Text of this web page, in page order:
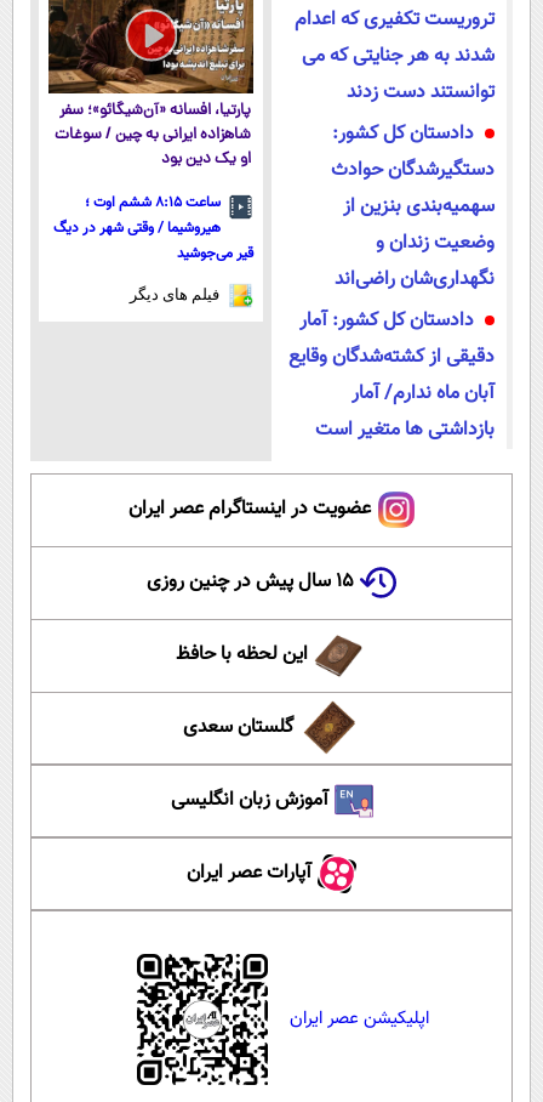
تروریست تکفیری که اعدام
شدند به هر جنایتی که می
توانستند دست زدند
دادستان کل کشور:
دستگیرشدگان حوادث
سهمیه‌بندی بنزین از
وضعیت زندان و
نگهداری‌شان راضی‌اند
دادستان کل کشور: آمار
دقیقی از کشته‌شدگان وقایع
آبان ماه ندارم/ آمار
بازداشتی ها متغیر است
پارتیا، افسانه «آن‌شیگائو»؛ سفر
شاهزاده ایرانی به چین / سوغات
او یک دین بود
ساعت ۸:۱۵ ششم اوت ؛
هیروشیما / وقتی شهر در دیگ
قیر می‌جوشید
فیلم های دیگر
عضویت در اینستاگرام عصر ایران
۱۵ سال پیش در چنین روزی
این لحظه با حافظ
گلستان سعدی
آموزش زبان انگلیسی
آپارات عصر ایران
اپلیکیشن عصر ایران